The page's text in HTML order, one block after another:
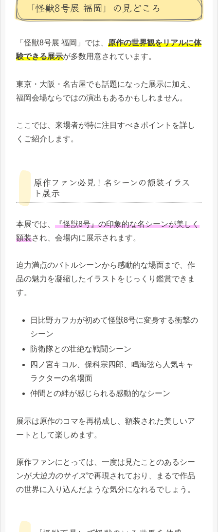
「怪獣8号展 福岡」の見どころ
「怪獣8号展 福岡」では、 原作の世界観をリアルに体
験できる展示が多数用意されています。
東京・大阪・名古屋でも話題になった展示に加え、
福岡会場ならではの演出もあるかもしれません。
ここでは、来場者が特に注目すべきポイントを詳し
くご紹介します。
原作ファン必見！名シーンの額装イラス
ト展示
本展では、 『怪獣8号』の印象的な名シーンが美しく
額装され、会場内に展示されます。
迫力満点のバトルシーンから感動的な場面まで、作
品の魅力を凝縮したイラストをじっくり鑑賞できま
す。
日比野カフカが初めて怪獣8号に変身する衝撃の
シーン
防衛隊との壮絶な戦闘シーン
四ノ宮キコル、保科宗四郎、鳴海弦ら人気キャ
ラクターの名場面
仲間との絆が感じられる感動的なシーン
展示は原作のコマを再構成し、額装された美しいア
ートとして楽しめます。
原作ファンにとっては、一度は見たことのあるシー
ンが大迫力のサイズで再現されており、まるで作品
の世界に入り込んだような気分になれるでしょう。